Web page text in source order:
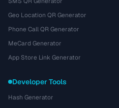
Geo Location QR Generator
Phone Call QR Generator
MeCard Generator
App Store Link Generator
Developer Tools
Hash Generator